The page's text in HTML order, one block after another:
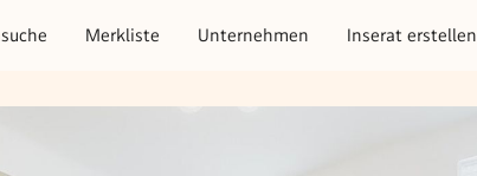
Merkliste Unternehmen Inserat erstellen